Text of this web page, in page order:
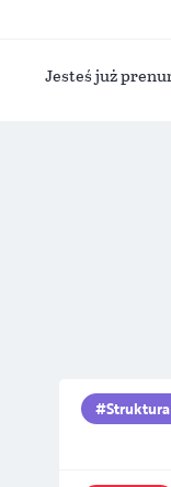
Jesteś już
Struktura